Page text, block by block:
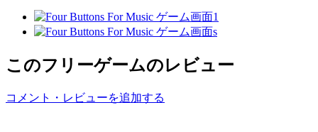
このフリーゲームのレビュー
コメント・レビューを追加する